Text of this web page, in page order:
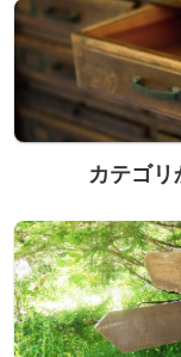
カテゴリ